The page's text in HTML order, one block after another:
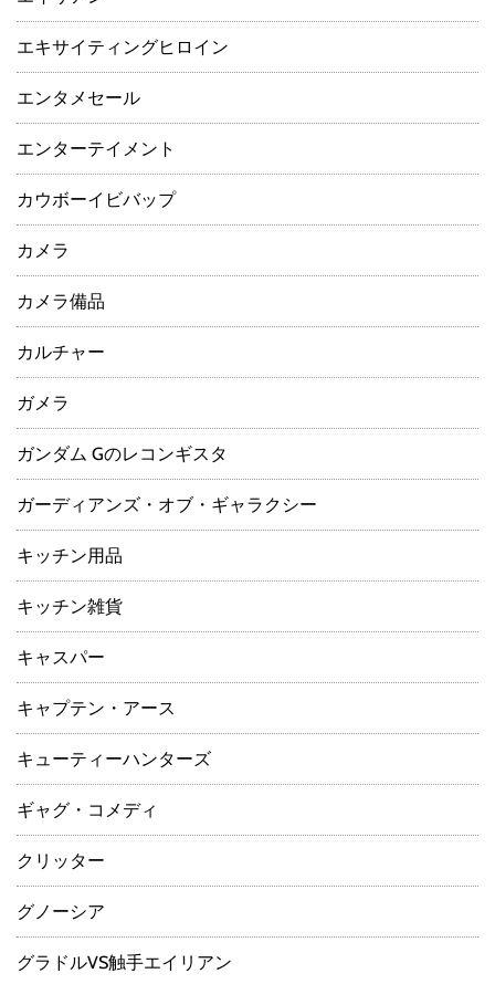
エキサイティングヒロイン
エンタメセール
エンターテイメント
カウボーイビバップ
カメラ
カメラ備品
カルチャー
ガメラ
ガンダム Gのレコンギスタ
ガーディアンズ・オブ・ギャラクシー
キッチン用品
キッチン雑貨
キャスパー
キャプテン・アース
キューティーハンターズ
ギャグ・コメディ
クリッター
グノーシア
グラドルVS触手エイリアン